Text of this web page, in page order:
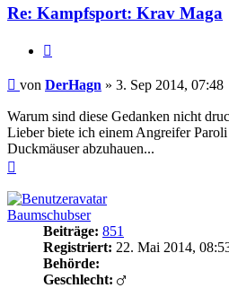
Re: Kampfsport: Krav Maga
Beitrag
von DerHagn » 3. Sep 2014, 07:48
Warum sind diese Gedanken nicht
Lieber biete ich einem Angreifer
Duckmäuser abzuhauen...
Baumschubser
Beiträge: 851
Registriert: 22. Mai 2014,
Behörde:
Geschlecht: